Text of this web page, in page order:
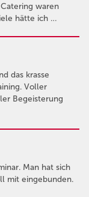
waren
hätte ich …
das krasse
Voller
Begeisterung
Man hat sich
mit eingebunden.